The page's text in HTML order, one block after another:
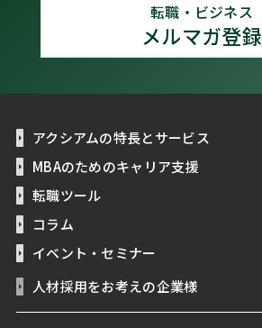
転職・ビジネス
メルマガ登録
アクシアムの特長とサービス
MBAのためのキャリア支援
転職ツール
コラム
イベント・セミナー
人材採用をお考えの企業様